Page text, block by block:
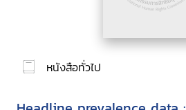
หนังสือทั่วไป